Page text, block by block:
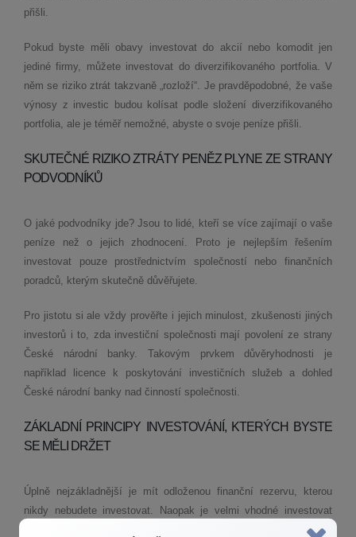
přišli.
Pokud byste měli obavy investovat do akcií nebo komodit jen
jediné firmy, můžete investovat do diverzifikovaného portfolia. V
něm se riziko ztrát takzvaně „rozloží“. Je pravděpodobné, že vaše
výnosy z investic budou kolísat podle složení diverzifikovaného
portfolia, ale je téměř nemožné, abyste o svoje peníze přišli.
SKUTEČNÉ RIZIKO ZTRÁTY PENĚZ PLYNE ZE STRANY
PODVODNÍKŮ
O jaké podvodníky jde? Jsou to lidé, kteří se více zajímají o vaše
peníze než o jejich zhodnocení. Proto je nejlepším řešením
investovat pouze prostřednictvím společností nebo finančních
poradců, kterým skutečně důvěřujete.
Pro jistotu si ale vždy prověřte i jejich minulost, zkušenosti jiných
investorů i to, zda investiční společnosti mají povolení ze strany
České národní banky. Takovým prvkem důvěryhodnosti je
například licence k poskytování investičních služeb a dohled
České národní banky nad činností společnosti.
ZÁKLADNÍ PRINCIPY INVESTOVÁNÍ, KTERÝCH BYSTE
SE MĚLI DRŽET
Úplně nejzákladnější je mít odloženou finanční rezervu, kterou
nikdy nebudete investovat. Naopak je velmi vhodné investovat